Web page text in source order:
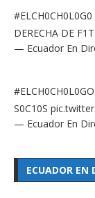
#ELCH0CH0L0G0
DERECHA DE
— Ecuador En
#ELCH0CH0L0GO
S0C10S
— Ecuador En
ECUADOR EN